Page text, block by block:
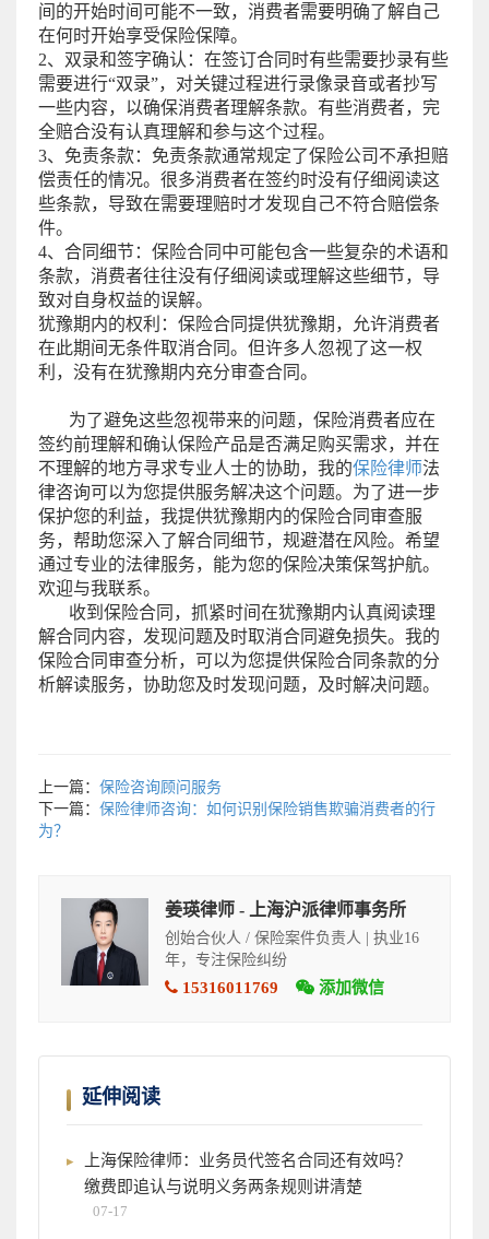
间的开始时间可能不一致，消费者需要明确了解自己
在何时开始享受保险保障。
2、双录和签字确认：在签订合同时有些需要抄录有些
需要进行“双录”，对关键过程进行录像录音或者抄写
一些内容，以确保消费者理解条款。有些消费者，完
全赔合没有认真理解和参与这个过程。
3、免责条款：免责条款通常规定了保险公司不承担赔
偿责任的情况。很多消费者在签约时没有仔细阅读这
些条款，导致在需要理赔时才发现自己不符合赔偿条
件。
4、合同细节：保险合同中可能包含一些复杂的术语和
条款，消费者往往没有仔细阅读或理解这些细节，导
致对自身权益的误解。
犹豫期内的权利：保险合同提供犹豫期，允许消费者
在此期间无条件取消合同。但许多人忽视了这一权
利，没有在犹豫期内充分审查合同。
为了避免这些忽视带来的问题，保险消费者应在
签约前理解和确认保险产品是否满足购买需求，并在
不理解的地方寻求专业人士的协助，我的保险律师法
律咨询可以为您提供服务解决这个问题。为了进一步
保护您的利益，我提供犹豫期内的保险合同审查服
务，帮助您深入了解合同细节，规避潜在风险。希望
通过专业的法律服务，能为您的保险决策保驾护航。
欢迎与我联系。
收到保险合同，抓紧时间在犹豫期内认真阅读理
解合同内容，发现问题及时取消合同避免损失。我的
保险合同审查分析，可以为您提供保险合同条款的分
析解读服务，协助您及时发现问题，及时解决问题。
上一篇： 保险咨询顾问服务
下一篇： 保险律师咨询：如何识别保险销售欺骗消费者的行
为？
姜瑛律师 - 上海沪派律师事务所
创始合伙人 / 保险案件负责人 | 执业16
年，专注保险纠纷
15316011769 添加微信
延伸阅读
上海保险律师：业务员代签名合同还有效吗？
缴费即追认与说明义务两条规则讲清楚
07-17